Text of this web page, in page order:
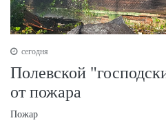
сегодня
Полевской
от пожара
Пожар